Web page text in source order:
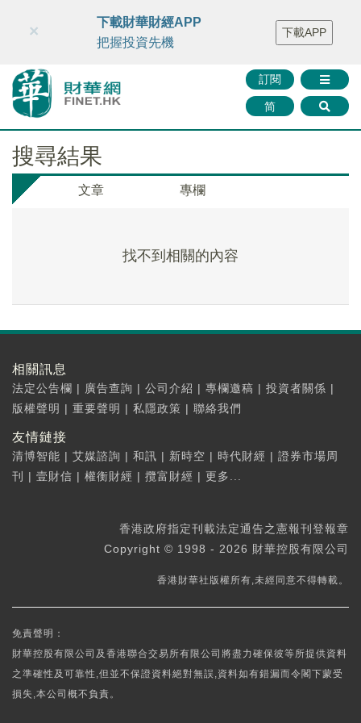
財華智庫網 FINTV FINMETA 財華證券 媒體矩陣
智庫沙龍
聯絡我們
訂閱
简
×
下載財華財經APP
把握投資先機
下載APP
搜尋結果
文章 專欄
找不到相關的內容
相關訊息
法定公告欄 | 廣告查詢 | 公司介紹 | 專欄邀稿 | 投資者關係 |
版權聲明 | 重要聲明 | 私隱政策 | 聯絡我們
友情鏈接
清博智能 | 艾媒諮詢 | 和訊 | 新時空 | 時代財經 | 證券市場周
刊
| 壹財信 | 權衡財經 | 攬富財經 | 更多...
香港政府指定刊載法定通告之憲報刊登報章
Copyright © 1998 - 2026 財華控股有限公司
香港財華社版權所有,未經同意不得轉載。
免責聲明：
財華控股有限公司及香港聯合交易所有限公司將盡力確保彼等所提供資料
之準確性及可靠性,但並不保證資料絕對無誤,資料如有錯漏而令閣下蒙受
損失,本公司概不負責。